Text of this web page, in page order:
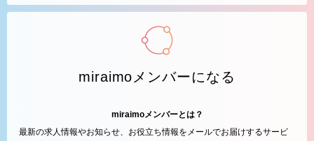
miraimoメンバーになる
miraimoメンバーとは？
最新の求人情報やお知らせ、お役立ち情報をメールでお届けするサービ